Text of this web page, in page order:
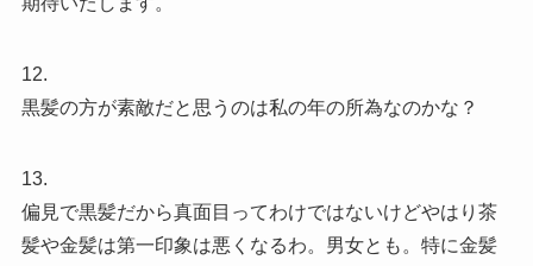
12.
黒髪の方が素敵だと思うのは私の年の所為なのかな？
13.
偏見で黒髪だから真面目ってわけではないけどやはり茶
髪や金髪は第一印象は悪くなるわ。男女とも。特に金髪